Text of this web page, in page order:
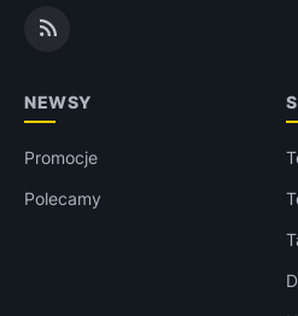
NEWSY
Promocje
Polecamy